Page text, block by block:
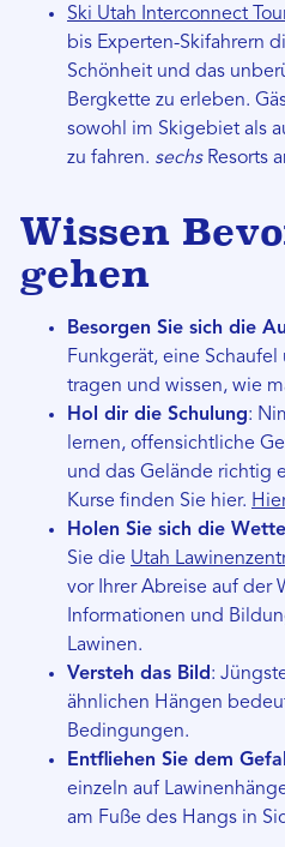
Ski Utah Interconnect
bis Experten-Skifahrern
Schönheit und das
Bergkette zu erleben.
sowohl im Skigebiet als
zu fahren. sechsResorts
Wissen
gehen
Besorgen Sie sich die
Funkgerät, eine
tragen und wissen, wie
Hol dir die Schulung:
lernen, offensichtliche
und das Gelände richtig
Kurse finden Sie hier.
Holen Sie sich die
Sie die Utah
vor Ihrer Abreise auf der
Informationen und
Lawinen.
Versteh das Bild:
ähnlichen Hängen
Bedingungen.
Entfliehen Sie dem
einzeln auf
am Fuße des Hangs in